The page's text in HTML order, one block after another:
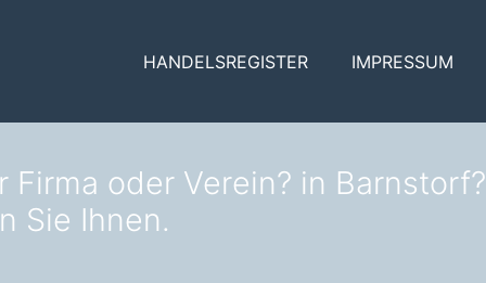
HANDELSREGISTER IMPRESSUM
oder Verein? in Barnstorf?
Sie Ihnen.